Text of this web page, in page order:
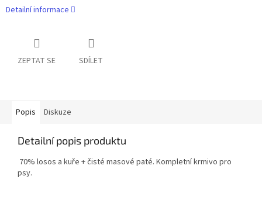
Detailní informace
ZEPTAT SE SDÍLET
Popis Diskuze
Detailní popis produktu
70% losos a kuře + čisté masové paté. Kompletní krmivo pro
psy.